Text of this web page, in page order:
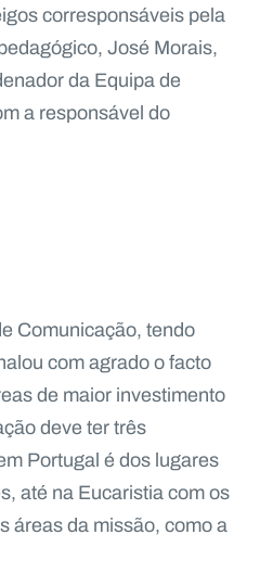
corresponsáveis pela
José Morais,
da Equipa de
a responsável do
Comunicação, tendo
com agrado o facto
de maior investimento
deve ter três
Portugal é dos lugares
até na Eucaristia com os
áreas da missão, como a